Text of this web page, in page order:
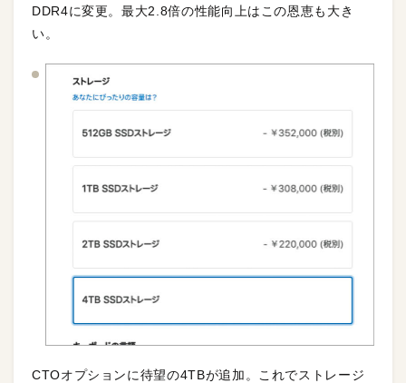
DDR4に変更。最大2.8倍の性能向上はこの恩恵も大き
い。
CTOオプションに待望の4TBが追加。これでストレージ